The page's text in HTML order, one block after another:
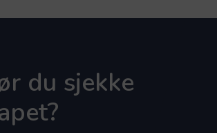
du sjekke